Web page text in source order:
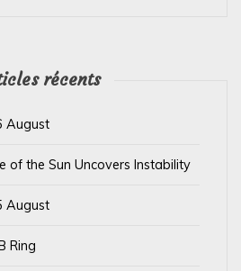
récents
August
of the Sun Uncovers Instability
August
Ring